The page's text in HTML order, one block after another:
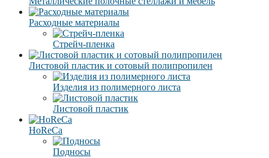
Расходные материалы
Стрейч-пленка
Листовой пластик и сотовый полипропилен
Изделия из полимерного листа
Листовой пластик
HoReCa
Подносы